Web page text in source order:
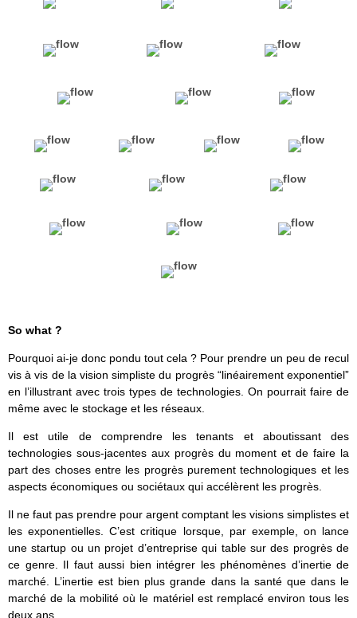
So what ?
Pourquoi ai-je donc pondu tout cela ? Pour prendre un peu de recul
vis à vis de la vision simpliste du progrès “linéairement exponentiel”
en l’illustrant avec trois types de technologies. On pourrait faire de
même avec le stockage et les réseaux.
Il est utile de comprendre les tenants et aboutissant des
technologies sous-jacentes aux progrès du moment et de faire la
part des choses entre les progrès purement technologiques et les
aspects économiques ou sociétaux qui accélèrent les progrès.
Il ne faut pas prendre pour argent comptant les visions simplistes et
les exponentielles. C’est critique lorsque, par exemple, on lance
une startup ou un projet d’entreprise qui table sur des progrès de
ce genre. Il faut aussi bien intégrer les phénomènes d’inertie de
marché. L’inertie est bien plus grande dans la santé que dans le
marché de la mobilité où le matériel est remplacé environ tous les
deux ans.